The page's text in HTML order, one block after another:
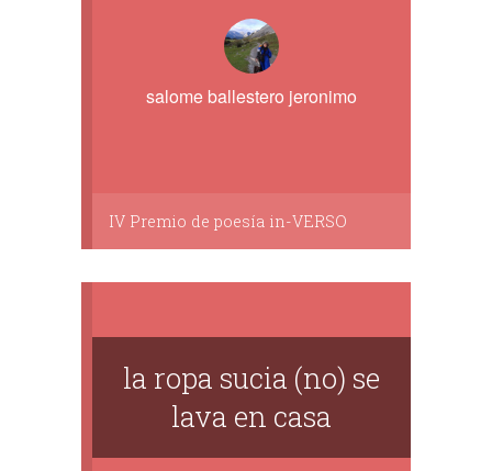
salome ballestero jeronimo
IV Premio de poesía in-VERSO
la ropa sucia (no) se
lava en casa